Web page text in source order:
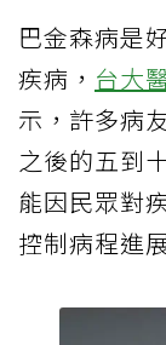
巴金森病是
疾病， 台大
示，許多病
之後的五到
能因民眾對
控制病程進